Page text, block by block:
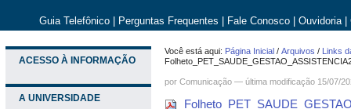
Guia Telefônico Perguntas Frequentes Fale Conosco Ouvidoria
ACESSO À INFORMAÇÃO
A UNIVERSIDADE
Você está aqui: Página Inicial /Arquivos / Links
porComunicação —última modificação 15/07/